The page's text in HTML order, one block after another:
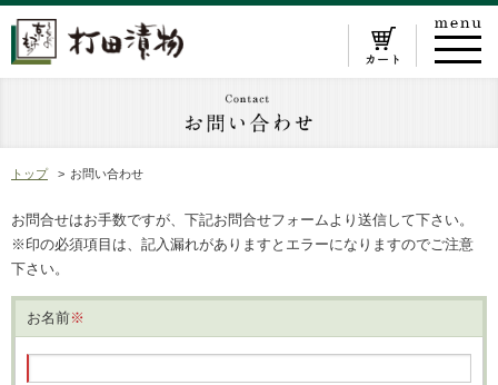
トップ お問い合わせ
お問合せはお手数ですが、下記お問合せフォームより送信して下さい。
※ 印の必須項目は、記入漏れがありますとエラーになりますのでご注意
下さい。
お名前※